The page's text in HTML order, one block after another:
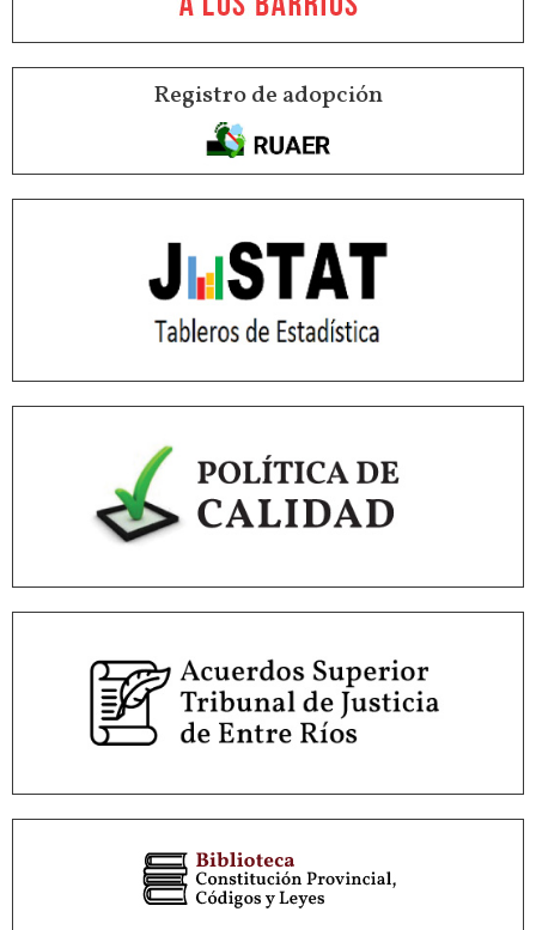
Registro de adopción